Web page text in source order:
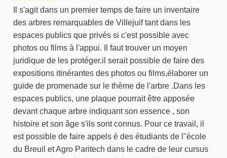
Il s'agit dans un premier temps de faire un inventaire
des arbres remarquables de Villejuif tant dans les
espaces publics que privés si c'est possible avec
photos ou films à l'appui. Il faut trouver un moyen
juridique de les protéger.il serait possible de faire des
expositions itinérantes des photos ou films,élaborer un
guide de promenade sur le thème de l'arbre .Dans les
espaces publics, une plaque pourrait être apposée
devant chaque arbre indiquant son essence , son
histoire et son âge s'ils sont connus. Pour ce travail, il
est possible de faire appels è des étudiants de l"école
du Breuil et Agro Paritech dans le cadre de leur cursus